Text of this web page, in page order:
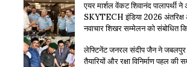
एयर मार्शल वेंकट शिवानंद पालापर्थी ने
SKYTECH इंडिया 2026 अंतरिक्ष
नवाचार शिखर सम्मेलन को संबोधित
लेफ्टिनेंट जनरल संदीप जैन ने जबलपुर
तैयारियों और रक्षा विनिर्माण पहल की